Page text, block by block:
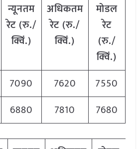
न्यूनतम
रेट (रु./
क्विं.)
अधिकतम
रेट (रु./
क्विं.)
मोडल
रेट
(रु./
क्विं.)
7090 7620
7550
6880 7810 7680